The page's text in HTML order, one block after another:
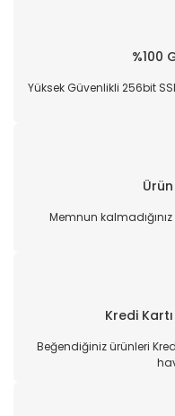
%100
Yüksek Güvenlikli 256bit
Memnun
Kredi
Beğendiğiniz ürünleri